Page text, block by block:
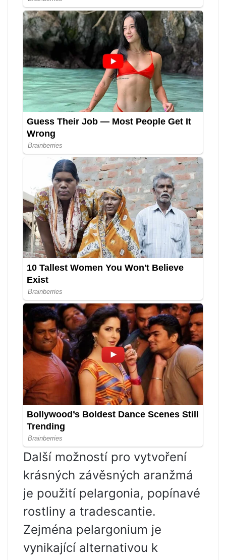
Další možností pro vytvoření
krásných závěsných aranžmá
je použití pelargonia, popínavé
rostliny a tradescantie.
Zejména pelargonium je
vynikající alternativou k